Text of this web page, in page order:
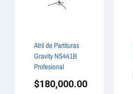
Atril de Partituras
Gravity NS441B
Profesional
$180,000.00